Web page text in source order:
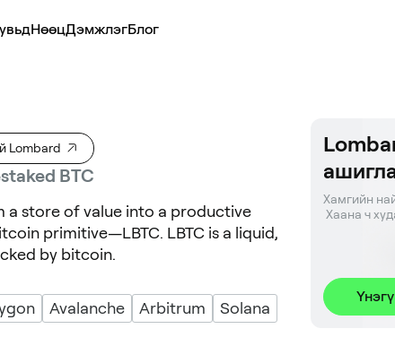
НөөцДэмжлэгБлог
Lombard
BTC
a store of value into a productive
primitive—LBTC. LBTC is a liquid,
by bitcoin.
Avalanche Arbitrum
Solana
Хамгийн
Хаана ч